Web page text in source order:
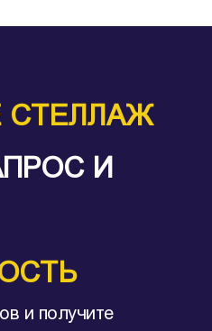
СТЕЛЛАЖ
И
и получите